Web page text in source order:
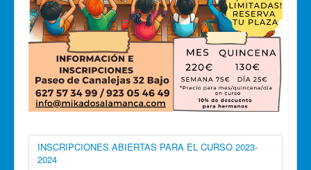
INSCRIPCIONES ABIERTAS PARA EL CURSO 2023-
2024